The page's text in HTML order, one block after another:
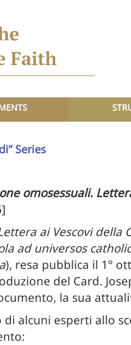
Series
omosessuali.
ai Vescovi della
ad universos
), resa pubblica il 1°
del Card.
la sua
alcuni esperti allo